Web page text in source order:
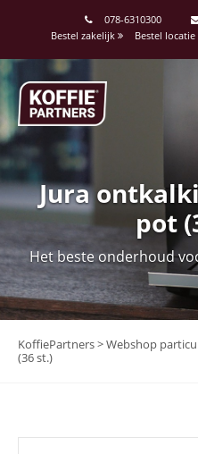
078-6310300
Bestel zakelijk
Bestel
Jura
pot
Het beste onderhoud
KoffiePartners>Webshop
(36 st.)